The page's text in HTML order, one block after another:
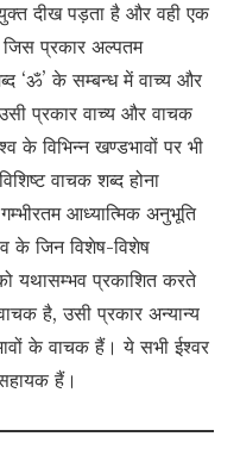
दीख पड़ता है और वही एक
जिस प्रकार अल्पतम
‘ॐ’ के सम्बन्ध में वाच्य और
प्रकार वाच्य और वाचक
के विभिन्न खण्डभावों पर भी
वाचक शब्द होना
आध्यात्मिक अनुभूति
के जिन विशेष-विशेष
यथासम्भव प्रकाशित करते
है, उसी प्रकार अन्यान्य
के वाचक हैं। ये सभी ईश्वर
हैं।